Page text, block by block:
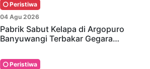
Peristiwa
04 Agu 2026
Pabrik Sabut Kelapa di Argopuro
Banyuwangi Terbakar Gegara…
Peristiwa